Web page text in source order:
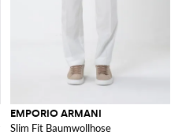
EMPORIO ARMANI
Slim Fit Baumwollhose